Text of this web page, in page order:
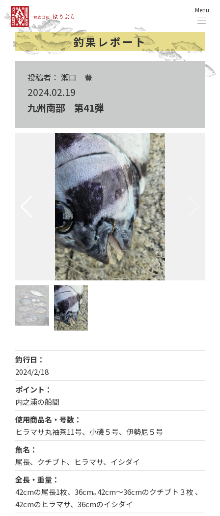
Menu
釣果レポート
投稿者： 瀬口 豊
2024.02.19
九州南部 第41弾
釣行日
2024/2/18
ポイント
内之浦の船間
使用商品名・号数
ヒラマサ丸袖茶11号、小磯５号、伊勢尼５号
魚名
尾長、クチブト、ヒラマサ、イシダイ
全長・重量
42cmの尾長1枚、36cm｡42cm～36cmのクチブト３枚 、
42cmのヒラマサ、36cmのイシダイ